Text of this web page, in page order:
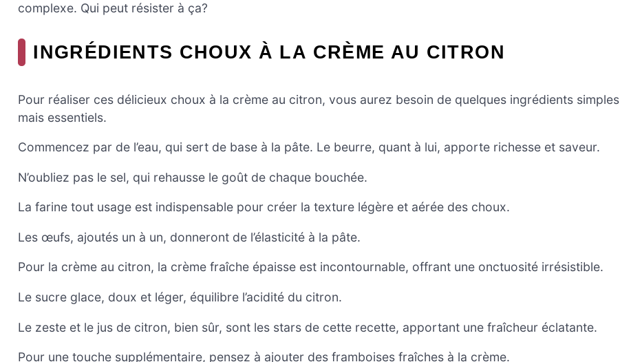
complexe. Qui peut résister à ça?
INGRÉDIENTS CHOUX À LA CRÈME AU CITRON
Pour réaliser ces délicieux choux à la crème au citron, vous aurez besoin de quelques ingrédients simples
mais essentiels.
Commencez par de l’eau, qui sert de base à la pâte. Le beurre, quant à lui, apporte richesse et saveur.
N’oubliez pas le sel, qui rehausse le goût de chaque bouchée.
La farine tout usage est indispensable pour créer la texture légère et aérée des choux.
Les œufs, ajoutés un à un, donneront de l’élasticité à la pâte.
Pour la crème au citron, la crème fraîche épaisse est incontournable, offrant une onctuosité irrésistible.
Le sucre glace, doux et léger, équilibre l’acidité du citron.
Le zeste et le jus de citron, bien sûr, sont les stars de cette recette, apportant une fraîcheur éclatante.
Pour une touche supplémentaire, pensez à ajouter des framboises fraîches à la crème.